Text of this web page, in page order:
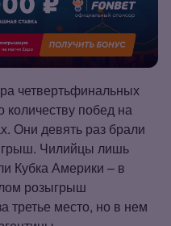
четвертьфинальных
количеству побед на
Они девять раз брали
Чилийцы лишь
Кубка Америки – в
розыгрыш
третье место, но в нем